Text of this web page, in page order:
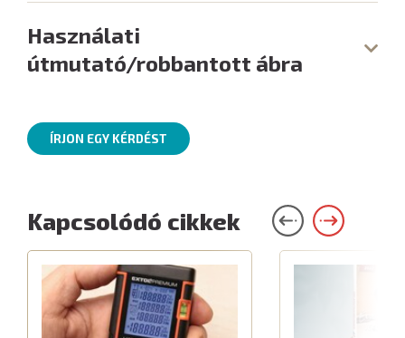
Használati
útmutató/robbantott ábra
ÍRJON EGY KÉRDÉST
Kapcsolódó cikkek